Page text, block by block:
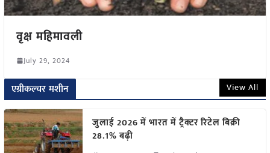
वृक्ष महिमावली
July 29, 2024
एग्रीकल्चर मशीन View All
जुलाई 2026 में भारत में ट्रैक्टर रिटेल बिक्री
28.1% बढ़ी